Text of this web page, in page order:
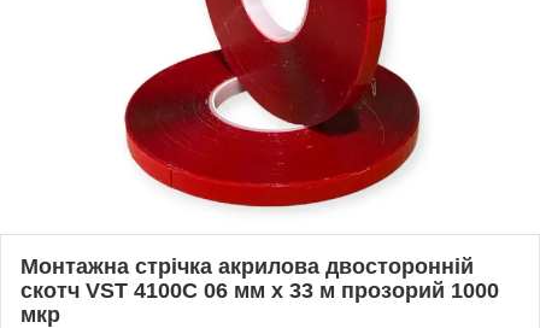
Монтажна стрічка акрилова двосторонній
скотч VST 4100С 06 мм x 33 м прозорий 1000
мкр